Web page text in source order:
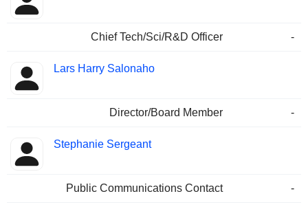
Chief Tech/Sci/R&D Officer -
Lars Harry Salonaho
Director/Board Member -
Stephanie Sergeant
Public Communications Contact -